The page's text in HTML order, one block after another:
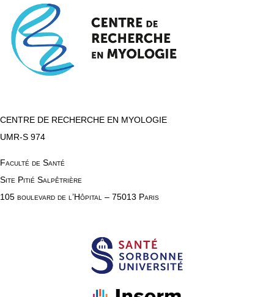
CENTRE DE RECHERCHE EN MYOLOGIE
UMR-S 974
Faculté de Santé
Site Pitié Salpêtrière
105 boulevard de l’Hôpital – 75013 Paris